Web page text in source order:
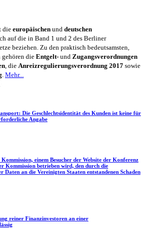
die europäischen und deutschen
auf die in Band 1 und 2 des Berliner
beziehen. Zu den praktisch bedeutsamsten,
gehören die Entgelt- und Zugangsverordnungen
, die Anreizregulierungsverordnung 2017 sowie
Mehr...
Die Geschlechtsidentität des Kunden ist keine für
Angabe
einem Besucher der Website der Konferenz
Kommission betrieben wird, den durch die
Daten an die Vereinigten Staaten entstandenen Schaden
reiner Finanzinvestoren an einer